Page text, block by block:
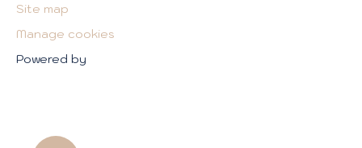
Site map
Manage cookies
Powered by